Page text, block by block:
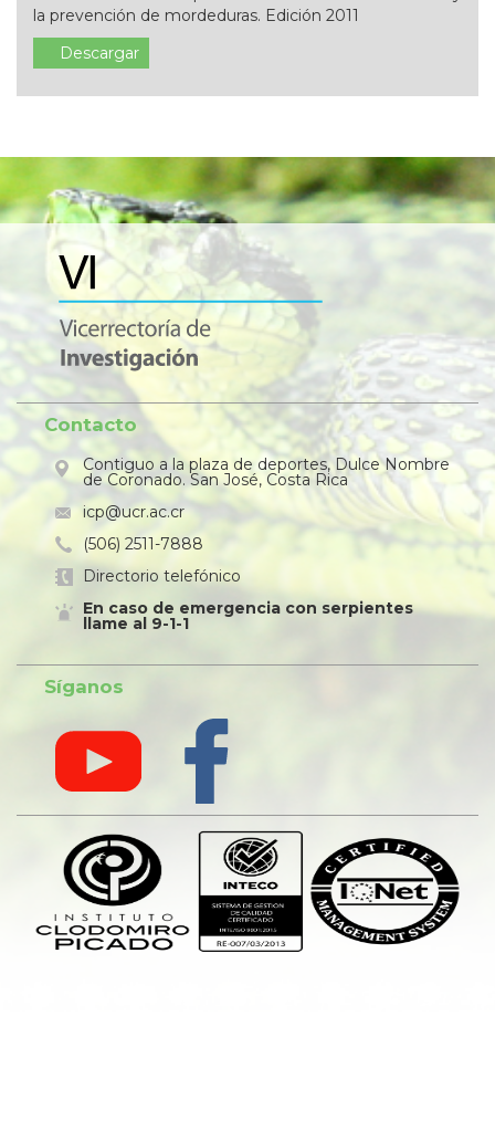
la prevención de mordeduras. Edición 2011
Descargar
Contacto
Contiguo a la plaza de deportes, Dulce Nombre
de Coronado. San José, Costa Rica
icp@ucr.ac.cr
(506) 2511-7888
Directorio telefónico
En caso de emergencia con serpientes
llame al 9-1-1
Síganos